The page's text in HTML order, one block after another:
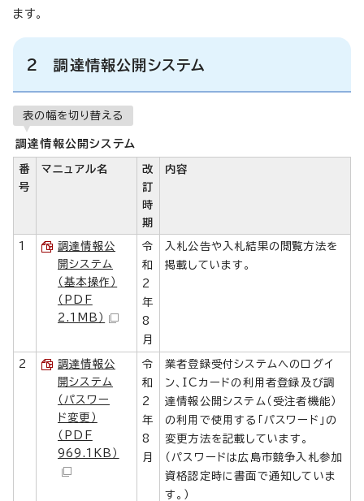
ます。
2 調達情報公開システム
表の幅を切り替える
調達情報公開システム
番
号
マニュアル名
改
訂
時
期
内容
1
調達情報公
開システム
（基本操作）
（PDF
2.1MB）
令
和
2
年
8
月
入札公告や入札結果の閲覧方法を
掲載しています。
2
調達情報公
開システム
（パスワー
ド変更）
（PDF
969.1KB）
令
和
2
年
8
月
業者登録受付システムへのログイ
ン、ICカードの利用者登録及び調
達情報公開システム（受注者機能）
の利用で使用する「パスワード」の
変更方法を記載しています。
（パスワードは広島市競争入札参加
資格認定時に書面で通知していま
す。）